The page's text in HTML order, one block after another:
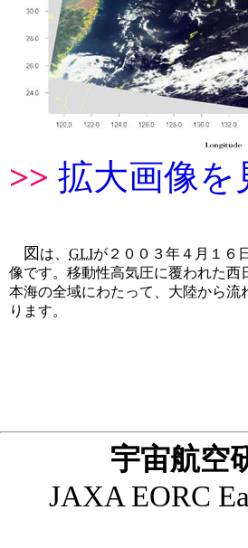
>> 拡大画像を
図 は、 GLIが２００３年４月１６
像です。移動性高気圧に覆われた
本海の全域にわたって、大陸から
ります。
宇宙航空
JAXA EORC